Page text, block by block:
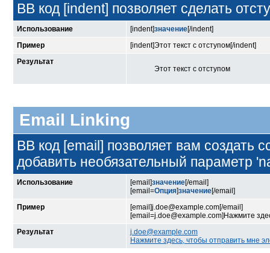
BB код [indent] позволяет сделать
Использование [indent]значение[/indent]
Пример
[indent]Этот текст с отступом[/indent]
Результат
Этот текст с отступом
Email Linking
BB код [email] позволяет вам создать
добавить необязательный параметр
Использование [email]значение[/email]
[email=Опция]значение[/email]
Пример
[email]j.doe@example.com[/email]
[email=j.doe@example.com]Нажмите
Результат
j.doe@example.com
Нажмите здесь, чтобы отправить мне